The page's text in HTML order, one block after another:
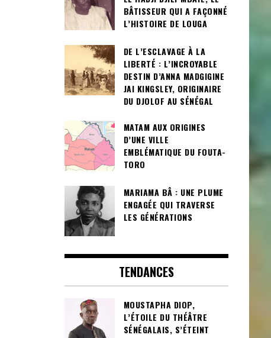
BÂTISSEUR QUI A FAÇONNÉ
L’HISTOIRE DE LOUGA
DE L’ESCLAVAGE À LA
LIBERTÉ : L’INCROYABLE
DESTIN D’ANNA MADGIGINE
JAI KINGSLEY, ORIGINAIRE
DU DJOLOF AU SÉNÉGAL
MATAM AUX ORIGINES
D’UNE VILLE
EMBLÉMATIQUE DU FOUTA-
TORO
MARIAMA BÂ : UNE PLUME
ENGAGÉE QUI TRAVERSE
LES GÉNÉRATIONS
TENDANCES
MOUSTAPHA DIOP,
L’ÉTOILE DU THÉÂTRE
SÉNÉGALAIS, S’ÉTEINT